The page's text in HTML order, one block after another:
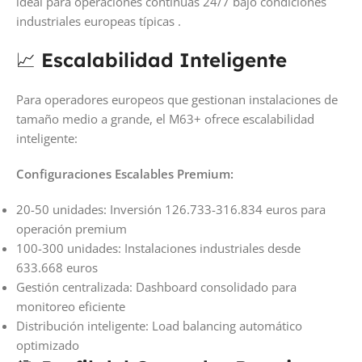
industriales europeas típicas .
📈 Escalabilidad Inteligente
Para operadores europeos que gestionan instalaciones de
tamaño medio a grande, el M63+ ofrece escalabilidad
inteligente:
Configuraciones Escalables Premium:
20-50 unidades: Inversión 126.733-316.834 euros para
operación premium
100-300 unidades: Instalaciones industriales desde
633.668 euros
Gestión centralizada: Dashboard consolidado para
monitoreo eficiente
Distribución inteligente: Load balancing automático
optimizado